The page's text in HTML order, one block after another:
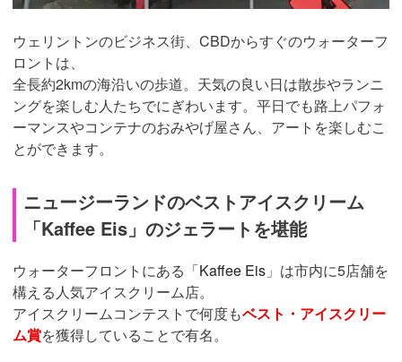
ウェリントンのビジネス街、CBDからすぐのウォーターフ
ロントは、
全長約2kmの海沿いの歩道。天気の良い日は散歩やランニ
ングを楽しむ人たちでにぎわいます。平日でも路上パフォ
ーマンスやコンテナのおみやげ屋さん、アートを楽しむこ
とができます。
ニュージーランドのベストアイスクリーム
「Kaffee Eis」のジェラートを堪能
ウォーターフロントにある「Kaffee Eis 」は市内に5店舗を
構える人気アイスクリーム店。
アイスクリームコンテストで何度もベスト・アイスクリー
ム賞を獲得していることで有名。